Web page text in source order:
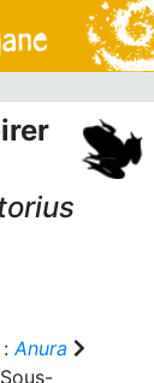
:Anura
Sous-